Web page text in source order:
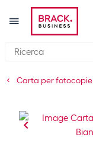
Carta per fotocopie